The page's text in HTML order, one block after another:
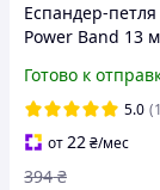
Еспандер-
Power Band 13
та спорту) XR-
STORE -
without-
Готово к
5.0
от22₴/мес
394 ₴